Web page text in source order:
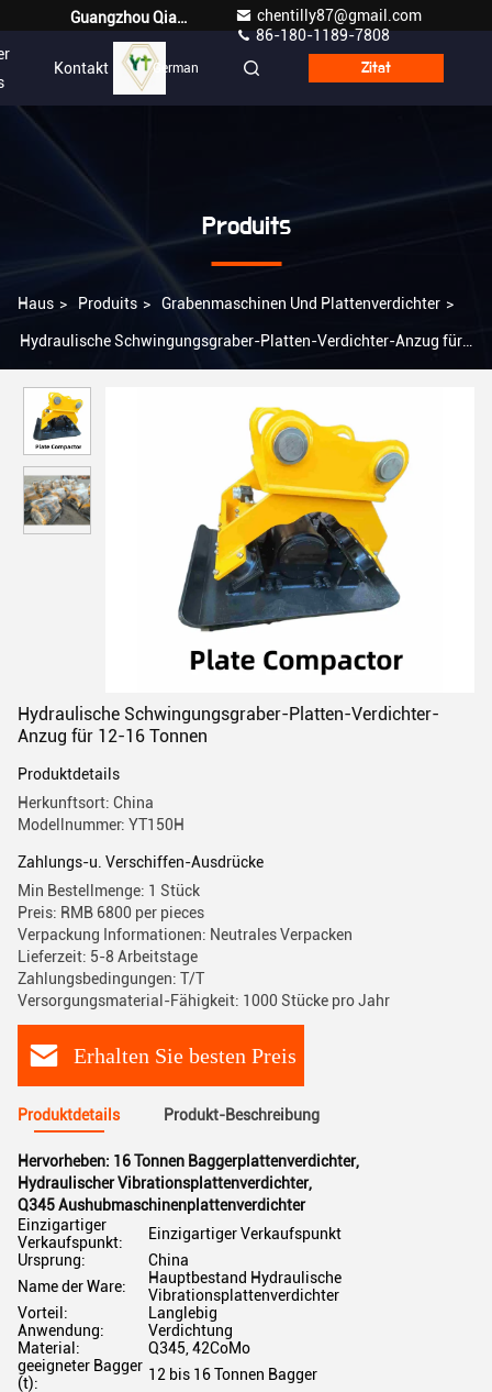
Guangzhou Qianyuan Construction Machinery Co,.LTD
chentilly87@gmail.com
86-180-1189-7808
Kontakt German Zitat
Produits
Haus > Produits > Grabenmaschinen Und Plattenverdichter >
Hydraulische Schwingungsgraber-Platten-Verdichter-Anzug für
Hydraulische Schwingungsgraber-Platten-Verdichter-
Anzug für 12-16 Tonnen
Produktdetails
Herkunftsort: China
Modellnummer: YT150H
Zahlungs-u. Verschiffen-Ausdrücke
Min Bestellmenge: 1 Stück
Preis: RMB 6800 per pieces
Verpackung Informationen: Neutrales Verpacken
Lieferzeit: 5-8 Arbeitstage
Zahlungsbedingungen: T/T
Versorgungsmaterial-Fähigkeit: 1000 Stücke pro Jahr
Erhalten Sie besten Preis
Produktdetails Produkt-Beschreibung
Hervorheben: 16 Tonnen Baggerplattenverdichter,
Hydraulischer Vibrationsplattenverdichter,
Q345 Aushubmaschinenplattenverdichter
Einzigartiger
Verkaufspunkt:
Einzigartiger Verkaufspunkt
Ursprung:
China
Name der Ware:
Hauptbestand Hydraulische
Vibrationsplattenverdichter
Vorteil:
Langlebig
Anwendung:
Verdichtung
Material:
Q345, 42CoMo
geeigneter Bagger
(t):
12 bis 16 Tonnen Bagger